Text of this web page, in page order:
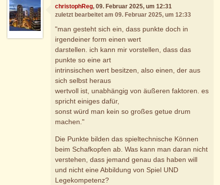
christophReg, 09. Februar 2025, um 12:31
zuletzt bearbeitet am 09. Februar 2025, um 12:33
"man gesteht sich ein, dass punkte doch in
irgendeiner form einen wert
darstellen. ich kann mir vorstellen, dass das
punkte so eine art
intrinsischen wert besitzen, also einen, der aus
sich selbst heraus
wertvoll ist, unabhängig von äußeren faktoren. es
spricht einiges dafür,
sonst würd man kein so großes getue drum
machen."
Die Punkte bilden das spieltechnische Können
beim Schafkopfen ab. Was kann man daran nicht
verstehen, dass jemand genau das haben will
und nicht eine Abbildung von Spiel UND
Legekompetenz?